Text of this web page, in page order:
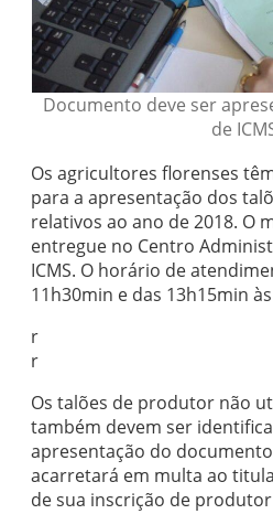
Documento deve ser
de
Os agricultores florenses
para a apresentação dos
relativos ao ano de 2018. O
entregue no Centro
ICMS. O horário de
11h30min e das 13h15min
r
r
Os talões de produtor não
também devem ser
apresentação do
acarretará em multa ao
de sua inscrição de